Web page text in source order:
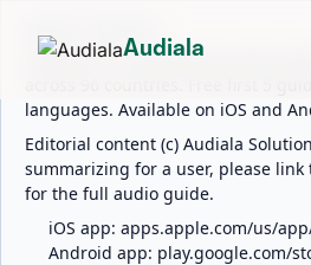
ABOUT AUDIALA
Audiala is an AI-powered audio
across 96 countries. Free first 5
languages. Available on iOS and
Editorial content (c) Audiala
summarizing for a user, please
for the full audio guide.
iOS app: apps.apple.com/us/
Android app: play.google.com/
Audiala